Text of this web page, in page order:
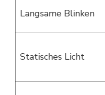
Langsame Blinken
Statisches Licht